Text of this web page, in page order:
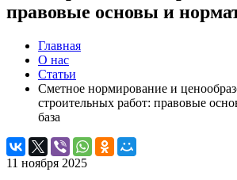
правовые основы и
Главная
О нас
Статьи
Сметное нормирование и
строительных работ: правовые
база
11 ноября 2025